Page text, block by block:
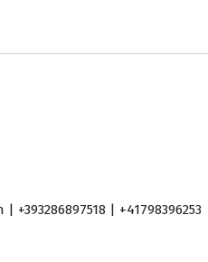
+393286897518 | +41798396253